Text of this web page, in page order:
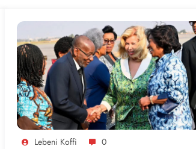
Lebeni Koffi 0